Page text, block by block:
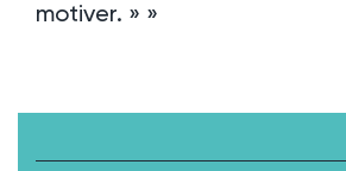
motiver. » »